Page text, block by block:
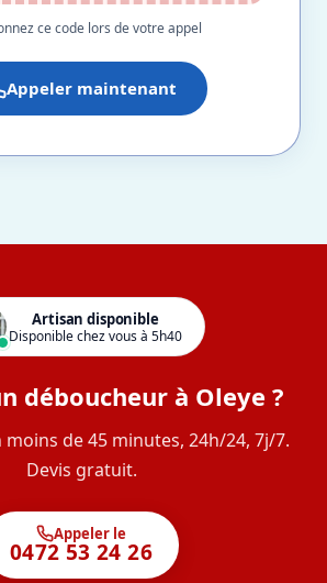
ce code lors de votre appel
Appeler maintenant
Artisan disponible
Disponible chez vous à 5h40
déboucheur à Oleye ?
de 45 minutes, 24h/24, 7j/7.
Devis gratuit.
Appeler le
0472 53 24 26